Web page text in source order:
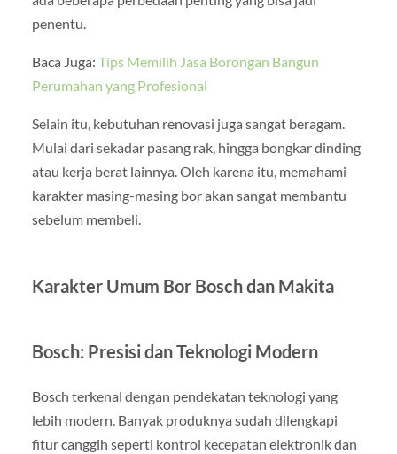
penentu.
Baca Juga: Tips Memilih Jasa Borongan Bangun
Perumahan yang Profesional
Selain itu, kebutuhan renovasi juga sangat beragam.
Mulai dari sekadar pasang rak, hingga bongkar dinding
atau kerja berat lainnya. Oleh karena itu, memahami
karakter masing-masing bor akan sangat membantu
sebelum membeli.
Karakter Umum Bor Bosch dan Makita
Bosch: Presisi dan Teknologi Modern
Bosch terkenal dengan pendekatan teknologi yang
lebih modern. Banyak produknya sudah dilengkapi
fitur canggih seperti kontrol kecepatan elektronik dan